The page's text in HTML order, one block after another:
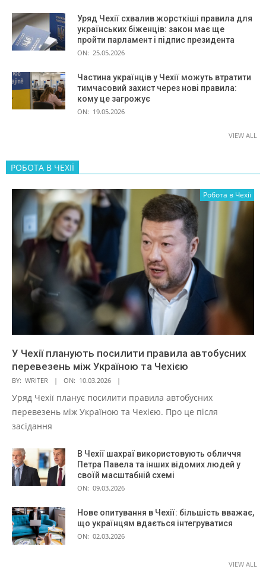
Уряд Чехії схвалив жорсткіші правила для
українських біженців: закон має ще
пройти парламент і підпис президента
ON: 25.05.2026
Частина українців у Чехії можуть втратити
тимчасовий захист через нові правила:
кому це загрожує
ON: 19.05.2026
VIEW ALL
РОБОТА В ЧЕХІЇ
Робота в Чехії
У Чехії планують посилити правила автобусних
перевезень між Україною та Чехією
BY: WRITER ON: 10.03.2026
Уряд Чехії планує посилити правила автобусних
перевезень між Україною та Чехією. Про це після
засідання
В Чехії шахраї використовують обличчя
Петра Павела та інших відомих людей у
своїй масштабній схемі
ON: 09.03.2026
Нове опитування в Чехії: більшість вважає,
що українцям вдається інтегруватися
ON: 02.03.2026
VIEW ALL